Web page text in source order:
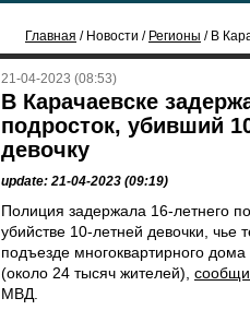
Главная / Новости / Регионы / В
21-04-2023 (08:53)
В Карачаевске
подросток, убивший
девочку
update: 21-04-2023 (09:19)
Полиция задержала 16-летнего
убийстве 10-летней девочки, чье
подъезде многоквартирного дома
(около 24 тысяч жителей),
МВД.